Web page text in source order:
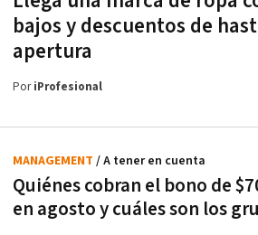
bajos y descuentos de
apertura
PoriProfesional
Quiénes cobran el bono de
en agosto y cuáles son los
MANAGEMENT / A tener en cuenta